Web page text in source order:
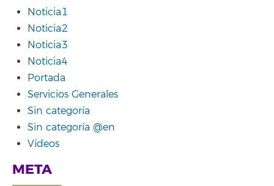
Noticia1
Noticia2
Noticia3
Noticia4
Portada
Servicios Generales
Sin categoría
Sin categoría @en
Vídeos
META